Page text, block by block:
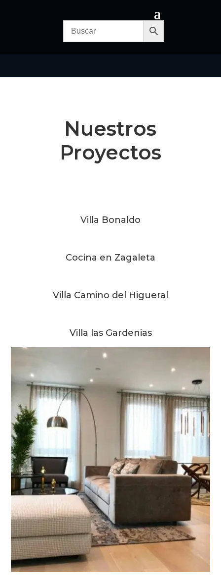
Nuestros
Proyectos
Villa Bonaldo
Cocina en Zagaleta
Villa Camino del Higueral
Villa las Gardenias